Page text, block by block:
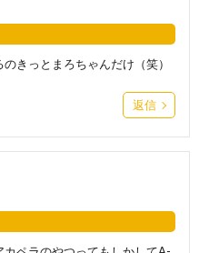
きっとまろちゃんだけ（笑）
返信